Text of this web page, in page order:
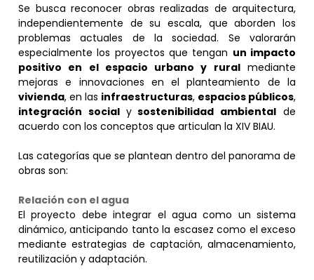
Se busca reconocer obras realizadas de arquitectura,
independientemente de su escala, que aborden los
problemas actuales de la sociedad. Se valorarán
especialmente los proyectos que tengan un impacto
positivo en el espacio urbano y ruralmediante
mejoras e innovaciones en el planteamiento de la
vivienda, en las infraestructuras, espacios públicos,
integración social ysostenibilidad ambiental de
acuerdo con los conceptos que articulan la XIV BIAU.
Las categorías que se plantean dentro del panorama de
obras son:
Relación con el agua
El proyecto debe integrar el agua como un sistema
dinámico, anticipando tanto la escasez como el exceso
mediante estrategias de captación, almacenamiento,
reutilización y adaptación.